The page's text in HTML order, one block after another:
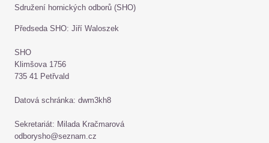
Sdružení hornických odborů (SHO)
Předseda SHO: Jiří Waloszek
SHO
Klimšova 1756
735 41 Petřvald
Datová schránka: dwm3kh8
Sekretariát: Milada Kračmarová
odborysho@seznam.cz